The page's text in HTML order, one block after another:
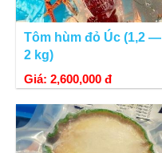
Tôm hùm đỏ Úc (1,2 —
2 kg)
Giá: 2,600,000 đ